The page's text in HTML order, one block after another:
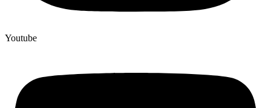
Youtube